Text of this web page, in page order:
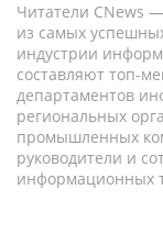
Читатели CNews
из самых
индустрии
составляют топ-
департаментов
региональных
промышленных
руководители и
информационных